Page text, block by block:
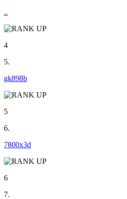
..
4
5.
gk898b
5
6.
7800x3d
6
7.